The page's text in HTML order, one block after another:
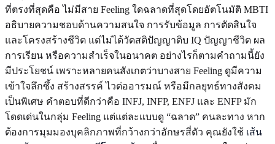
ที่ตรงที่สุดคือ ไม่มีสาย Feeling ใดฉลาดที่สุดโดยอัตโนมัติ MBTI
อธิบายความชอบด้านความสนใจ การรับข้อมูล การตัดสินใจ
และโครงสร้างชีวิต แต่ไม่ได้วัดสติปัญญาดิบ IQ ปัญญาชีวิต ผล
การเรียน หรือความสำเร็จในอนาคต อย่างไรก็ตามคำถามนี้ยัง
มีประโยชน์ เพราะหลายคนสังเกตว่าบางสาย Feeling ดูมีความ
เข้าใจลึกซึ้ง สร้างสรรค์ ไวต่ออารมณ์ หรือมีกลยุทธ์ทางสังคม
เป็นพิเศษ คำตอบที่ดีกว่าคือ INFJ, INFP, ENFJ และ ENFP มัก
โดดเด่นในกลุ่ม Feeling แต่แต่ละแบบดู “ฉลาด” คนละทาง หาก
ต้องการมุมมองบุคลิกภาพที่กว้างกว่าอักษรสี่ตัว คุณยังใช้ เส้น